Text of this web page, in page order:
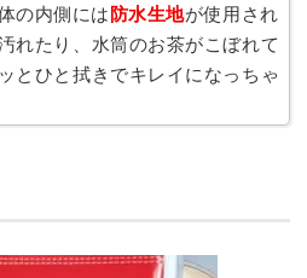
の内側には防水生地が使用され
れたり、水筒のお茶がこぼれて
とひと拭きでキレイになっちゃ